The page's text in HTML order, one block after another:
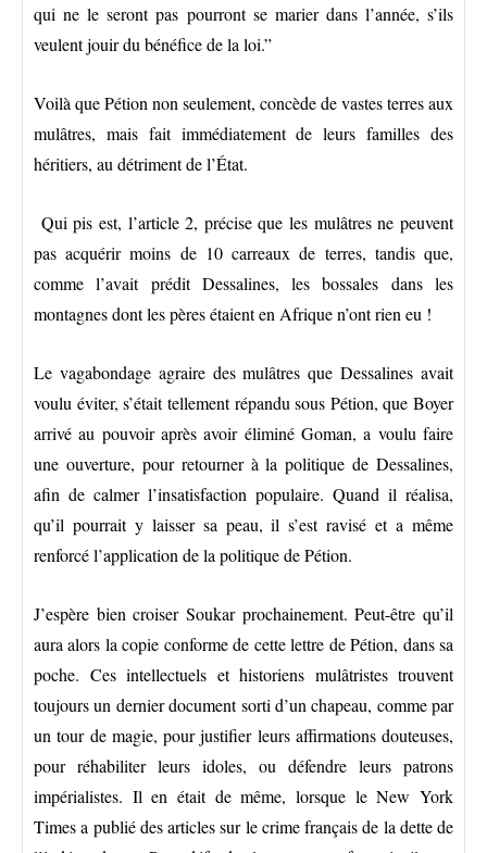
qui ne le seront pas pourront se marier dans l’année, s’ils
veulent jouir du bénéfice de la loi.”
Voilà que Pétion non seulement, concède de vastes terres aux
mulâtres, mais fait immédiatement de leurs familles des
héritiers, au détriment de l’État.
Qui pis est, l’article 2, précise que les mulâtres ne peuvent
pas acquérir moins de 10 carreaux de terres, tandis que,
comme l’avait prédit Dessalines, les bossales dans les
montagnes dont les pères étaient en Afrique n’ont rien eu !
Le vagabondage agraire des mulâtres que Dessalines avait
voulu éviter, s’était tellement répandu sous Pétion, que Boyer
arrivé au pouvoir après avoir éliminé Goman, a voulu faire
une ouverture, pour retourner à la politique de Dessalines,
afin de calmer l’insatisfaction populaire. Quand il réalisa,
qu’il pourrait y laisser sa peau, il s’est ravisé et a même
renforcé l’application de la politique de Pétion.
J’espère bien croiser Soukar prochainement. Peut-être qu’il
aura alors la copie conforme de cette lettre de Pétion, dans sa
poche. Ces intellectuels et historiens mulâtristes trouvent
toujours un dernier document sorti d’un chapeau, comme par
un tour de magie, pour justifier leurs affirmations douteuses,
pour réhabiliter leurs idoles, ou défendre leurs patrons
impérialistes. Il en était de même, lorsque le New York
Times a publié des articles sur le crime français de la dette de